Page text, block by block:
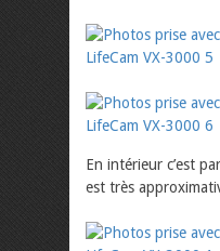
En intérieur c’est
est très